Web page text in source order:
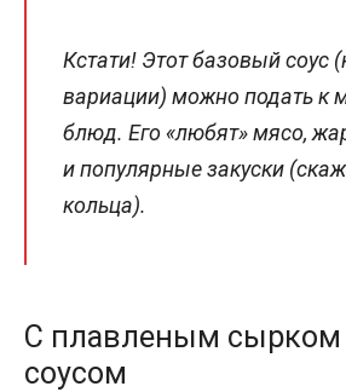
Кстати! Этот базовый соус
вариации) можно подать к
блюд. Его «любят» мясо,
и популярные закуски
кольца).
С плавленым
соусом